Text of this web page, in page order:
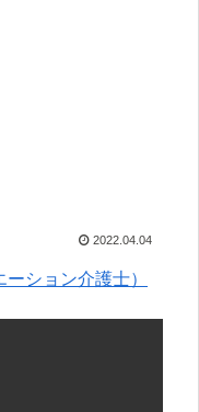
2022.04.04
ション介護士）